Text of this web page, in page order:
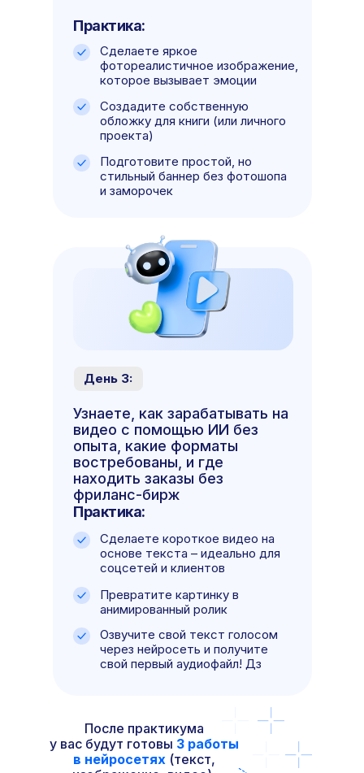
Сделаете яркое
фотореалистичное изображение,
которое вызывает эмоции
Практика:
Создадите собственную
обложку для книги (или личного
проекта)
Подготовите простой, но
стильный баннер без фотошопа
и заморочек
Сделаете короткое видео на
основе текста – идеально для
соцсетей и клиентов
Практика:
Превратите картинку в
анимированный ролик
Озвучите свой текст голосом
через нейросеть и получите
свой первый аудиофайл! Дз
Узнаете, как зарабатывать на
видео с помощью ИИ без
опыта, какие форматы
востребованы, и где
находить заказы без
фриланс-бирж
День 3:
После практикума
у вас будут готовы 3 работы
в нейросетях (текст,